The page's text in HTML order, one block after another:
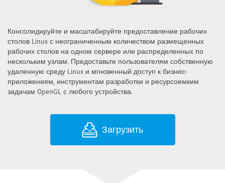
Консолидируйте и масштабируйте предоставление рабочих
столов Linux с неограниченным количеством размещенных
рабочих столов на одном сервере или распределенных по
нескольким узлам. Предоставьте пользователям собственную
удаленную среду Linux и мгновенный доступ к бизнес-
приложениям, инструментам разработки и ресурсоемким
задачам OpenGL с любого устройства.
Загрузить